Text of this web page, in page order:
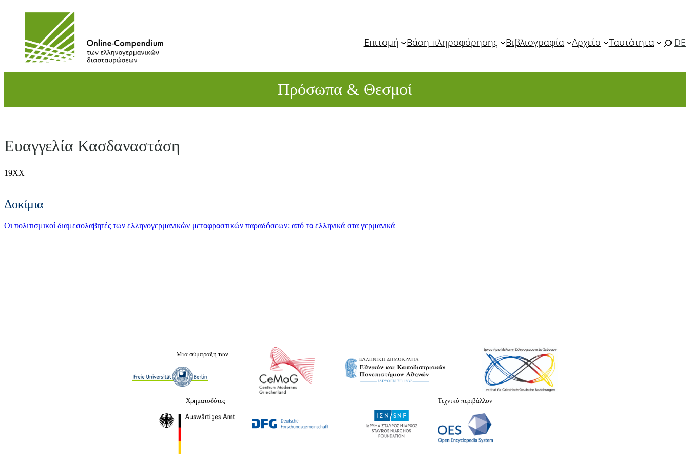
Επιτομή Βάση πληροφόρησης Βιβλιογραφία Αρχείο Ταυτότητα DE
Πρόσωπα & Θεσμοί
Ευαγγελία Κασδαναστάση
19XX
Δοκίμια
Οι πολιτισμικοί διαμεσολαβητές των ελληνογερμανικών μεταφραστικών παραδόσεων: από τα ελληνικά στα γερμανικά
Μια σύμπραξη των
Χρηματοδότες Τεχνικό περιβάλλον